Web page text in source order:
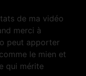
de ma vidéo
merci à
peut apporter
le mien et
qui mérite